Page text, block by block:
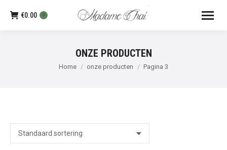
€0.00 0
ONZE PRODUCTEN
Je bent hier:
Home onze producten Pagina 3